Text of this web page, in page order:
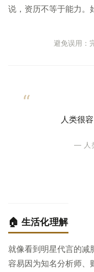
说，资历不等于能力。
避免误用：
人类很
— 人
🏠 生活化理解
就像看到明星代言的减
容易因为知名分析师、